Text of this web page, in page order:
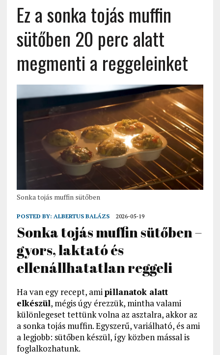
Ez a sonka tojás muffin
sütőben 20 perc alatt
megmenti a reggeleinket
Sonka tojás muffin sütőben
POSTED BY: ALBERTUS BALÁZS 2026-05-19
Sonka tojás muffin sütőben –
gyors, laktató és
ellenállhatatlan reggeli
Ha van egy recept, amipillanatok alatt
elkészül, mégis úgy érezzük, mintha valami
különlegeset tettünk volna az asztalra, akkor az
a sonka tojás muffin. Egyszerű, variálható, és ami
a legjobb: sütőben készül, így közben mással is
foglalkozhatunk.